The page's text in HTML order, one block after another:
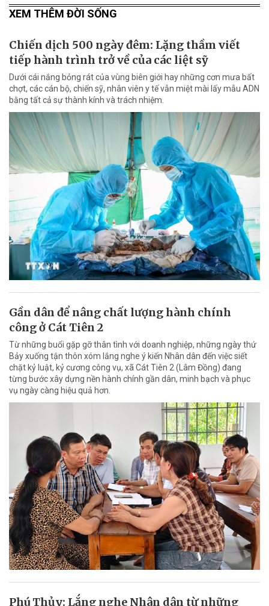
XEM THÊM ĐỜI SỐNG
Chiến dịch 500 ngày đêm: Lặng thầm viết
tiếp hành trình trở về của các liệt sỹ
Dưới cái nắng bỏng rát của vùng biên giới hay những cơn mưa bất
chợt, các cán bộ, chiến sỹ, nhân viên y tế vẫn miệt mài lấy mẫu ADN
bằng tất cả sự thành kính và trách nhiệm.
Gần dân để nâng chất lượng hành chính
công ở Cát Tiên 2
Từ những buổi gặp gỡ thân tình với doanh nghiệp, những ngày thứ
Bảy xuống tận thôn xóm lắng nghe ý kiến Nhân dân đến việc siết
chặt kỷ luật, kỷ cương công vụ, xã Cát Tiên 2 (Lâm Đồng) đang
từng bước xây dựng nền hành chính gần dân, minh bạch và phục
vụ ngày càng hiệu quả hơn.
Phú Thủy: Lắng nghe Nhân dân từ những